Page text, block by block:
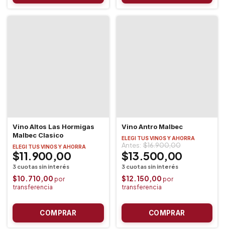
Vino Altos Las Hormigas
Malbec Clasico
ELEGI TUS VINOS Y AHORRA
$11.900,00
$10.710,00
Vino Antro Malbec
ELEGI TUS VINOS Y AHORRA
$13.500,00
$16.900,00
$12.150,00